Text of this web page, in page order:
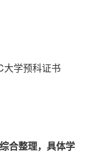
学预科证书
合整理，具体学